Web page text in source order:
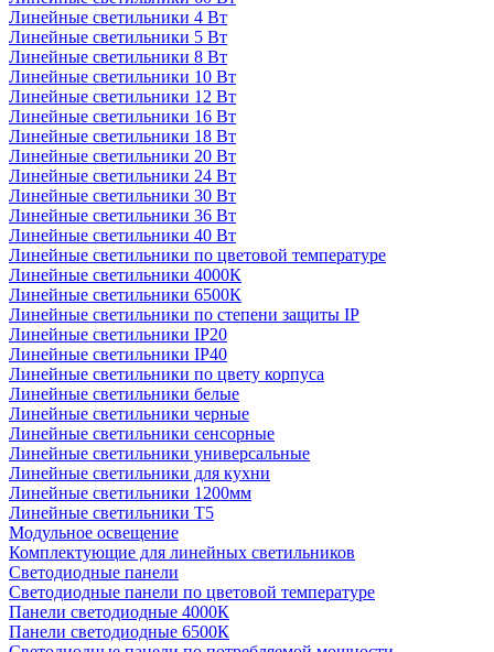
Линейные светильники 4 Вт
Линейные светильники 5 Вт
Линейные светильники 8 Вт
Линейные светильники 10 Вт
Линейные светильники 12 Вт
Линейные светильники 16 Вт
Линейные светильники 18 Вт
Линейные светильники 20 Вт
Линейные светильники 24 Вт
Линейные светильники 30 Вт
Линейные светильники 36 Вт
Линейные светильники 40 Вт
Линейные светильники по цветовой температуре
Линейные светильники 4000К
Линейные светильники 6500К
Линейные светильники по степени защиты IP
Линейные светильники IP20
Линейные светильники IP40
Линейные светильники по цвету корпуса
Линейные светильники белые
Линейные светильники черные
Линейные светильники сенсорные
Линейные светильники универсальные
Линейные светильники для кухни
Линейные светильники 1200мм
Линейные светильники Т5
Модульное освещение
Комплектующие для линейных светильников
Светодиодные панели
Светодиодные панели по цветовой температуре
Панели светодиодные 4000К
Панели светодиодные 6500К